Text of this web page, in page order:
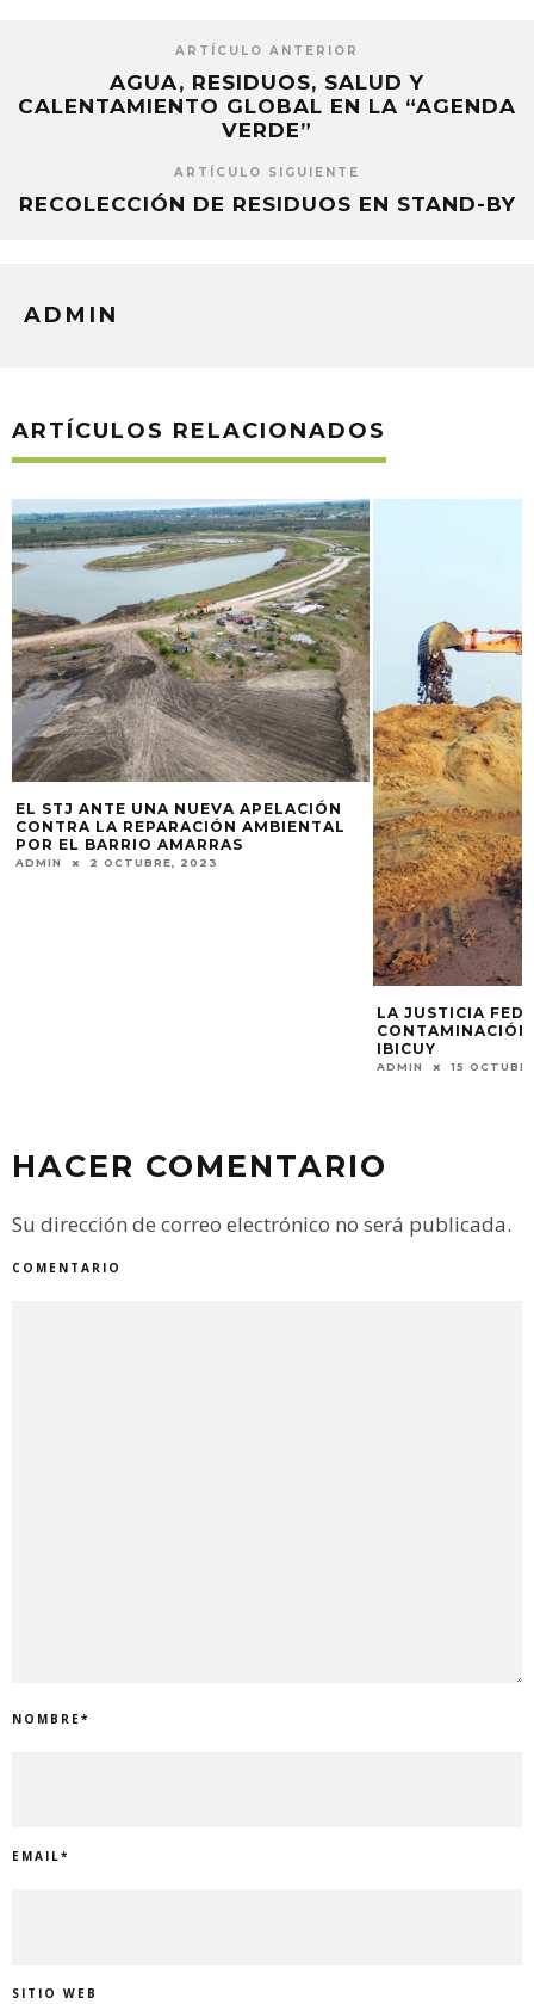
ARTÍCULO ANTERIOR
AGUA, RESIDUOS, SALUD Y
CALENTAMIENTO GLOBAL EN LA “AGENDA
VERDE”
ARTÍCULO SIGUIENTE
RECOLECCIÓN DE RESIDUOS EN STAND-BY
ADMIN
ARTÍCULOS RELACIONADOS
“LA FUMIGACIÓN
CRIMINAL”, DIJO
GUALEGUAYCHÚ
ADMIN 28 JUNIO,
HACER COMENTARIO
Su dirección de correo electrónico no será publicada.
COMENTARIO
NOMBRE*
EMAIL*
SITIO WEB